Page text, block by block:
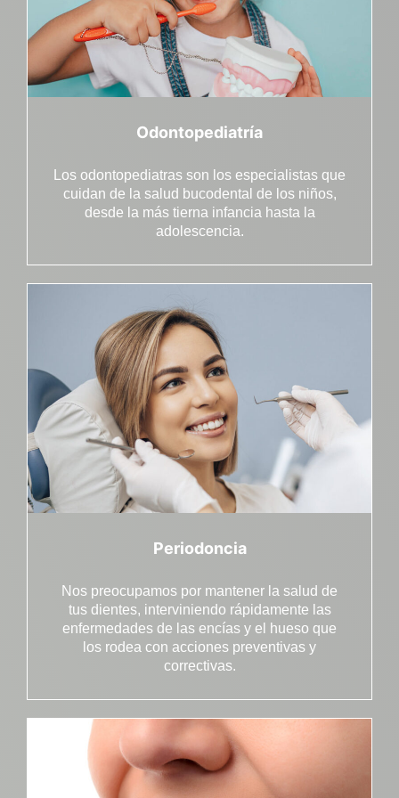
sexual, siempre consultando con
profesionales médicos antes de iniciar
cualquier tratamiento.
Odontopediatría
Los odontopediatras son los especialistas que
cuidan de la salud bucodental de los niños,
desde la más tierna infancia hasta la
adolescencia.
Periodoncia
Nos preocupamos por mantener la salud de
tus dientes, interviniendo rápidamente las
enfermedades de las encías y el hueso que
los rodea con acciones preventivas y
correctivas.